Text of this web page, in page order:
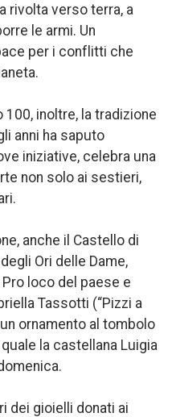
rivolta verso terra, a
le armi. Un
per i conflitti che
inoltre, la tradizione
anni ha saputo
iniziative, celebra una
non solo ai sestieri,
anche il Castello di
Ori delle Dame,
loco del paese e
Tassotti (“Pizzi a
ornamento al tombolo
la castellana Luigia
dei gioielli donati ai